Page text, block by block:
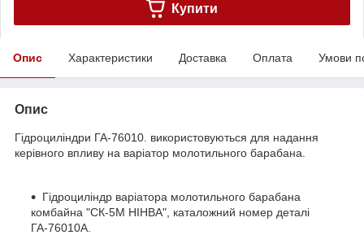
Купити
Опис Характеристики Доставка Оплата Умови
Опис
Гідроциліндри ГА-76010. використовуються для надання
керівного впливу на варіатор молотильного барабана.
Гідроциліндр варіатора молотильного барабана
комбайна "СК-5М НІНВА", каталожний номер деталі
ГА-76010А.